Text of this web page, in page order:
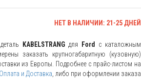
НЕТ В НАЛИЧИИ: 21-25 ДНЕЙ
KABELSTRANG для Ford
с каталожным
заказать крупногабаритную (кузовную)
из Европы. Подробнее с прайс-листом на
Оплата и Доставка , либо при оформлении заказа